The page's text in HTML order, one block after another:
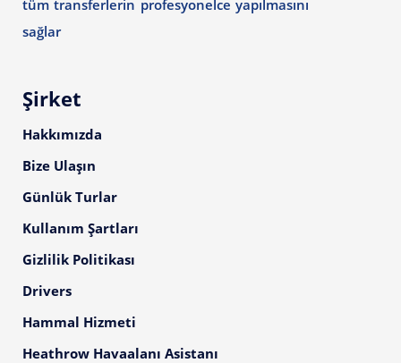
tüm transferlerin profesyonelce yapılmasını
sağlar
Şirket
Hakkımızda
Bize Ulaşın
Günlük Turlar
Kullanım Şartları
Gizlilik Politikası
Drivers
Hammal Hizmeti
Heathrow Havaalanı Asistanı